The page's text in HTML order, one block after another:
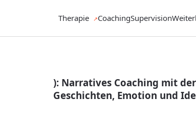
Therapie CoachingSupervision
): Narratives Coaching mit
Geschichten, Emotion und